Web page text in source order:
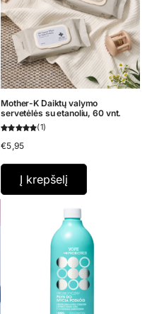
Mother-K Daiktų valymo
servetėlės su etanoliu, 60 vnt.
1
€5,95
Į krepšelį